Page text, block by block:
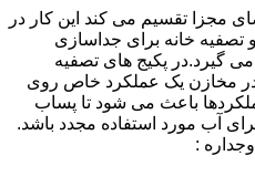
مجزا تقسیم می کند این کار در
تصفیه خانه برای جداسازی
گیرد.در پکیج های تصفیه
مخازن یک عملکرد خاص روی
باعث می شود تا پساب
آب مورد استفاده مجدد باشد.
: